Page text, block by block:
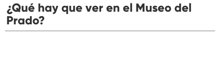
¿Qué hay que ver en el Museo del
Prado?